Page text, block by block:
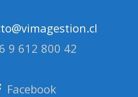
9 612 800 42
Facebook